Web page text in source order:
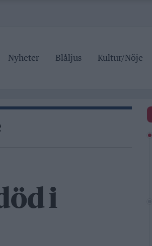
Nyheter Blåljus Kultur/Nöje
i